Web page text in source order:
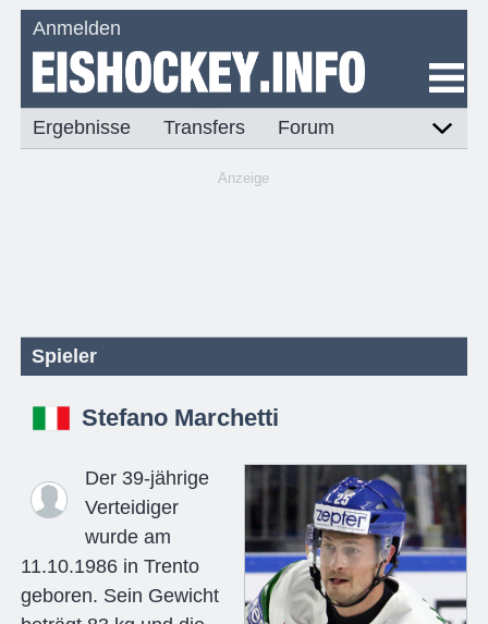
Anmelden
Ergebnisse Transfers Forum
Anzeige
Spieler
Stefano Marchetti
Der 39-jährige
Verteidiger
wurde am
11.10.1986 in Trento
geboren. Sein Gewicht